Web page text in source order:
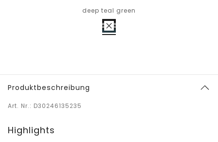
deep teal green
Produktbeschreibung
Art. Nr.: D30246135235
Highlights